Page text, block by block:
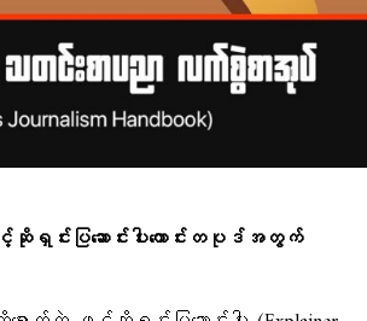
င်းပြဆောင်းပါးကောင်းတပုဒ်အတွက်